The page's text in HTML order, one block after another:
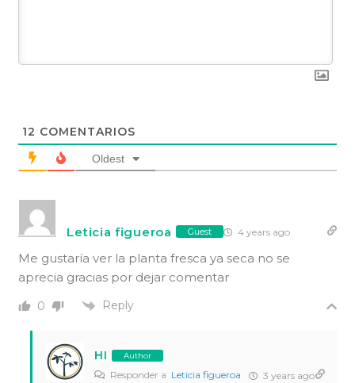
12 COMENTARIOS
Oldest
Leticia figueroa Guest 4 years ago
Me gustaría ver la planta fresca ya seca no se
aprecia gracias por dejar comentar
0 Reply
HI Author
Responder a Leticia figueroa 3 years ago